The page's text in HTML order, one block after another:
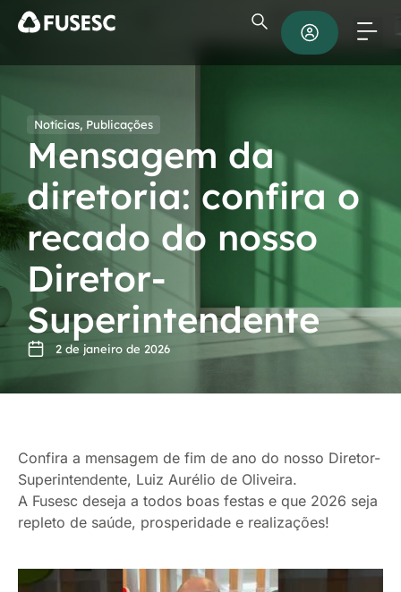
Notícias, Publicações
Mensagem da
diretoria: confira o
recado do nosso
Diretor-
Superintendente
2 de janeiro de 2026
Confira a mensagem de fim de ano do nosso Diretor-
Superintendente, Luiz Aurélio de Oliveira.
A Fusesc deseja a todos boas festas e que 2026 seja
repleto de saúde, prosperidade e realizações!